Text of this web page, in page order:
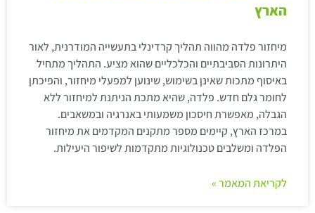
הארץ
מיחזור פלדה מהווה תהליך קרדינלי בתעשייה המודרנית, לאור
היתרונות הסביבתיים והכלכליים שהוא מציע. התהליך מתחיל
באיסוף מתכות שאינן בשימוש, שינוען למפעלי מיחזור, והפיכתן
לחומר גלם חדש. פלדה, שהיא מתכת הניתנת למיחזור ללא
הגבלה, מאפשרת חיסכון משמעותי באנרגיה ובמשאבים.
במרכז הארץ, קיימים מספר מתקנים המקדמים את מיחזור
הפלדה ומשלבים טכנולוגיות מתקדמות לשיפור היעילות.
לקריאת המאמר »